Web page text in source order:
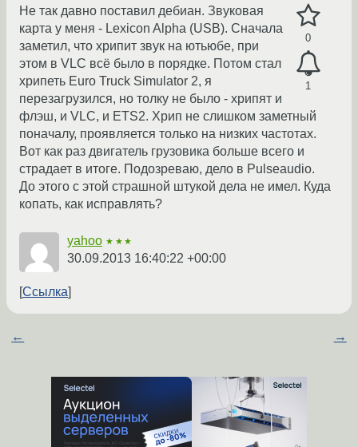
0
1
Не так давно поставил дебиан. Звуковая
карта у меня - Lexicon Alpha (USB). Сначала
заметил, что хрипит звук на ютьюбе, при
этом в VLC всё было в порядке. Потом стал
хрипеть Euro Truck Simulator 2, я
перезагрузился, но толку не было - хрипят и
флэш, и VLC, и ETS2. Хрип не слишком заметный
поначалу, проявляется только на низких частотах.
Вот как раз двигатель грузовика больше всего и
страдает в итоге. Подозреваю, дело в Pulseaudio.
До этого с этой страшной штукой дела не имел. Куда
копать, как исправлять?
yahoo ★★★
30.09.2013 16:40:22 +00:00
Ссылка
← →